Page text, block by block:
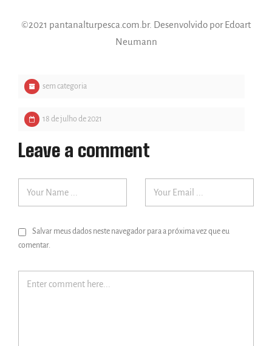
©2021 pantanalturpesca.com.br. Desenvolvido por Edoart
Neumann
sem categoria
18 de julho de 2021
Leave a comment
Salvar meus dados neste navegador para a próxima vez que eu
comentar.